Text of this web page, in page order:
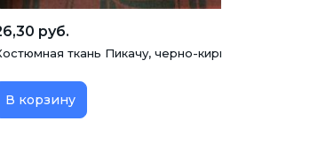
руб.
ткань Пикачу, черно-кирпичная клетка
В корзину